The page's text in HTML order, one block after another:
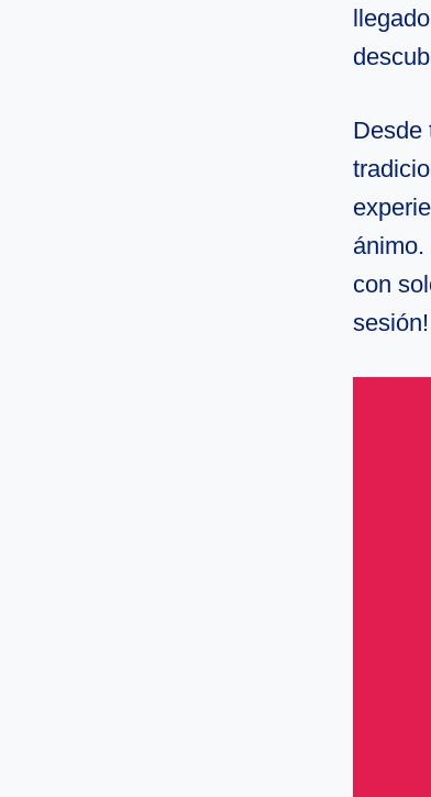
Desde
con
sesión!